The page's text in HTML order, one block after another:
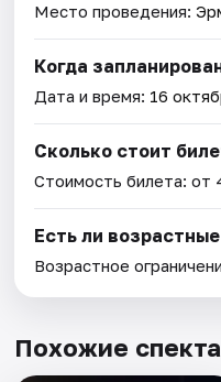
Место проведения:
Когда
Дата и время: 16
Сколько стоит
Стоимость билета: от
Есть ли
Возрастное
Похожие